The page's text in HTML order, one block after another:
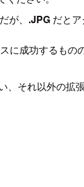
、 .JPG だとア
に成功するも
、それ以外の拡